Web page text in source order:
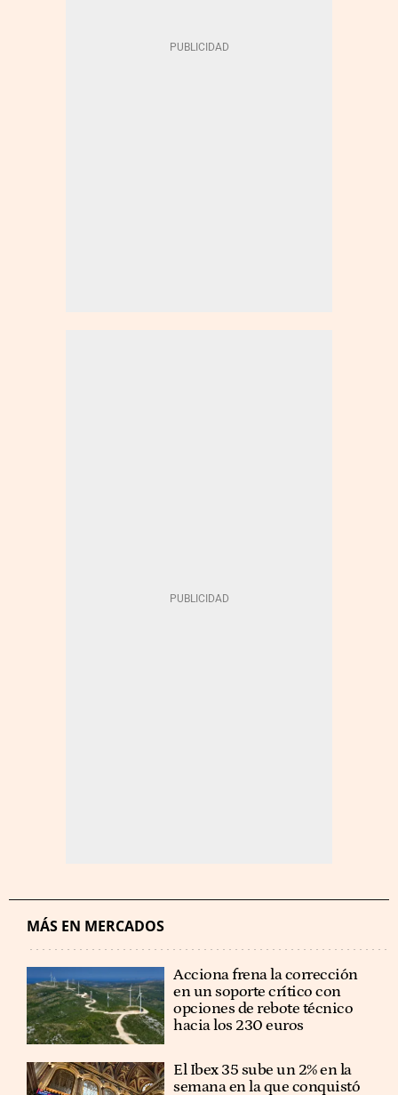
MÁS EN MERCADOS
Acciona frena la corrección
en un soporte crítico con
opciones de rebote técnico
hacia los 230 euros
El Ibex 35 sube un 2% en la
semana en la que conquistó